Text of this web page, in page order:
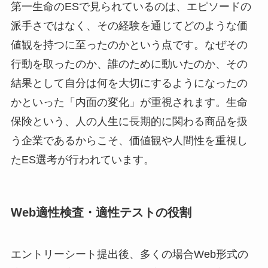
第一生命のESで見られているのは、エピソードの
派手さではなく、その経験を通じてどのような価
値観を持つに至ったのかという点です。なぜその
行動を取ったのか、誰のために動いたのか、その
結果として自分は何を大切にするようになったの
かといった「内面の変化」が重視されます。生命
保険という、人の人生に長期的に関わる商品を扱
う企業であるからこそ、価値観や人間性を重視し
たES選考が行われています。
Web適性検査・適性テストの役割
エントリーシート提出後、多くの場合Web形式の